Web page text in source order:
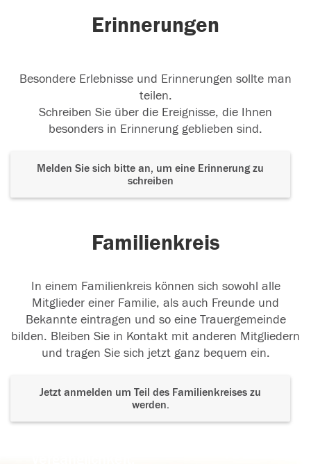
Erinnerungen
Besondere Erlebnisse und Erinnerungen sollte man
teilen.
Schreiben Sie über die Ereignisse, die Ihnen
besonders in Erinnerung geblieben sind.
Melden Sie sich bitte an, um eine Erinnerung zu
schreiben
Familienkreis
In einem Familienkreis können sich sowohl alle
Mitglieder einer Familie, als auch Freunde und
Bekannte eintragen und so eine Trauergemeinde
bilden. Bleiben Sie in Kontakt mit anderen Mitgliedern
und tragen Sie sich jetzt ganz bequem ein.
Jetzt anmelden um Teil des Familienkreises zu
werden.